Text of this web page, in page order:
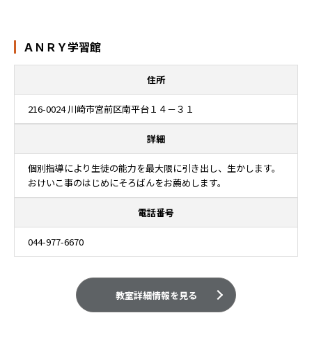
ＡＮＲＹ学習館
住所
216-0024 川崎市宮前区南平台１４－３１
詳細
個別指導により生徒の能力を最大限に引き出し、生かします。
おけいこ事のはじめにそろばんをお薦めします。
電話番号
044-977-6670
教室詳細情報を見る